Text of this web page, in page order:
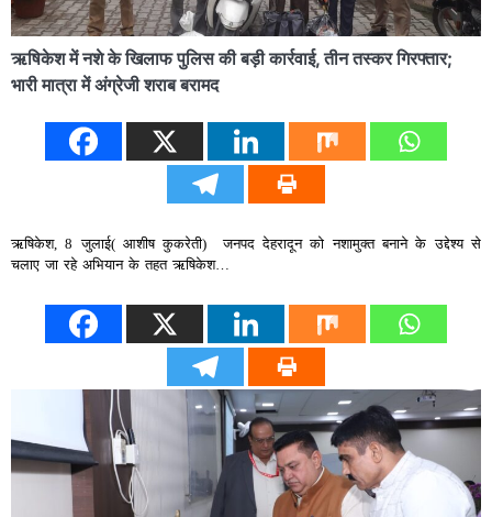
ऋषिकेश में नशे के खिलाफ पुलिस की बड़ी कार्रवाई, तीन तस्कर गिरफ्तार;
भारी मात्रा में अंग्रेजी शराब बरामद
ऋषिकेश, 8 जुलाई( आशीष कुकरेती) जनपद देहरादून को नशामुक्त बनाने के उद्देश्य से
चलाए जा रहे अभियान के तहत ऋषिकेश…